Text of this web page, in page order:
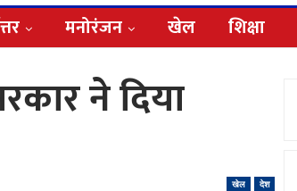
मनोरंजन खेल शिक्षा
ने दिया
खेल देश